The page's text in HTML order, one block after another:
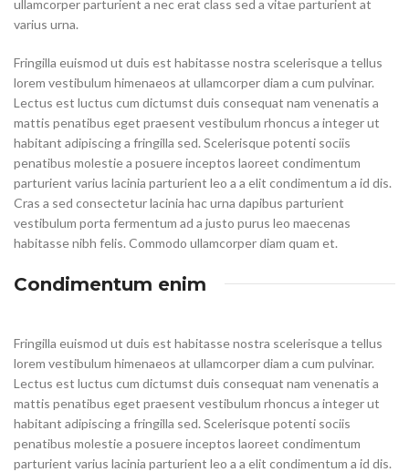
ullamcorper parturient a nec erat class sed a vitae parturient at
varius urna.
Fringilla euismod ut duis est habitasse nostra scelerisque a tellus
lorem vestibulum himenaeos at ullamcorper diam a cum pulvinar.
Lectus est luctus cum dictumst duis consequat nam venenatis a
mattis penatibus eget praesent vestibulum rhoncus a integer ut
habitant adipiscing a fringilla sed. Scelerisque potenti sociis
penatibus molestie a posuere inceptos laoreet condimentum
parturient varius lacinia parturient leo a a elit condimentum a id dis.
Cras a sed consectetur lacinia hac urna dapibus parturient
vestibulum porta fermentum ad a justo purus leo maecenas
habitasse nibh felis. Commodo ullamcorper diam quam et.
Condimentum enim
Fringilla euismod ut duis est habitasse nostra scelerisque a tellus
lorem vestibulum himenaeos at ullamcorper diam a cum pulvinar.
Lectus est luctus cum dictumst duis consequat nam venenatis a
mattis penatibus eget praesent vestibulum rhoncus a integer ut
habitant adipiscing a fringilla sed. Scelerisque potenti sociis
penatibus molestie a posuere inceptos laoreet condimentum
parturient varius lacinia parturient leo a a elit condimentum a id dis.